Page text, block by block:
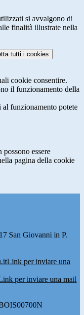
si avvalgono di
finalità illustrate nella
tutti i cookies
cookie consentire.
il funzionamento della
al funzionamento potete
essere
pagina della cookie
San Giovanni in P.
Link per inviare una
per inviare una mail